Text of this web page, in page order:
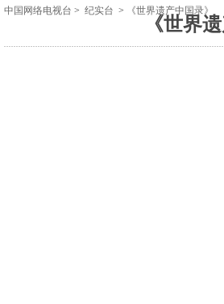
中国网络电视台 > 纪实台 > 《世界遗产中国录》
《世界